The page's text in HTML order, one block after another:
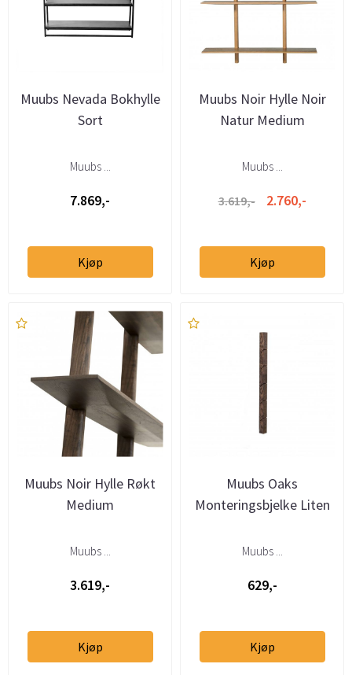
Muubs Nevada Bokhylle
Sort
Muubs ...
7.869,-
Kjøp
Muubs Noir Hylle Noir
Natur Medium
Muubs ...
3.619,- 2.760,-
Kjøp
Muubs Noir Hylle Røkt
Medium
Muubs ...
3.619,-
Kjøp
Muubs Oaks
Monteringsbjelke Liten
Muubs ...
629,-
Kjøp